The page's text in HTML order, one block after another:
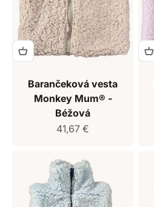
Barančeková vesta
Monkey Mum® -
Béžová
Predajná cena
41,67 €